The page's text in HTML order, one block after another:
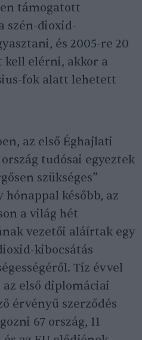
támogatott
szén-dioxid-
és 2005-re 20
kell elérni, akkor a
fok alatt lehetett
az első Éghajlati
tudósai egyeztek
szükséges”
később, az
a világ hét
vezetői aláírtak egy
kibocsátás
Tíz évvel
első diplomáciai
érvényű szerződés
67 ország, 11